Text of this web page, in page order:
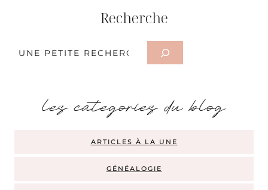
Recherche
les categories du blog
ARTICLES À LA UNE
GÉNÉALOGIE